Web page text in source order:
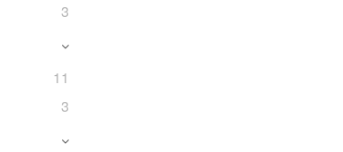
3
11
3